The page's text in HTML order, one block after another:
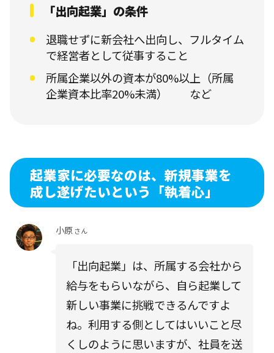
「出向起業」の条件
退職せずに新会社へ出向し、フルタイム
で経営者として従事すること
所属企業以外の資本が80%以上（所属
企業資本比率20%未満） など
起業家に必要なのは、新規事業を
成し遂げたいという「執着心」
小原さん
「出向起業」は、所属する会社から
給与をもらいながら、自ら起業して
新しい事業に挑戦できるんですよ
ね。利用する側としてはいいこと尽
くしのように思いますが、社員を送